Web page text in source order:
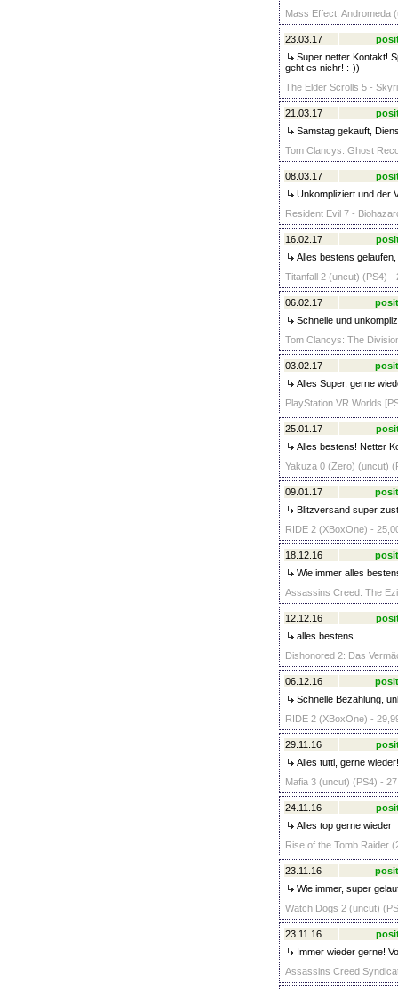
Mass Effect: Andromeda
23.03.17
Super netter Kontakt!
geht es nichr! :-))
The Elder Scrolls 5 -
21.03.17
Samstag gekauft,
Tom Clancys: Ghost
08.03.17
Unkompliziert und der
Resident Evil 7 -
16.02.17
Alles bestens
Titanfall 2 (uncut) (PS4) -
06.02.17
Schnelle und
Tom Clancys: The
03.02.17
Alles Super, gerne
PlayStation VR Worlds
25.01.17
Alles bestens! Netter
Yakuza 0 (Zero) (uncut)
09.01.17
Blitzversand super
RIDE 2 (XBoxOne) -
18.12.16
Wie immer alles
Assassins Creed: The
12.12.16
alles bestens.
Dishonored 2: Das
06.12.16
Schnelle Bezahlung,
RIDE 2 (XBoxOne) -
29.11.16
Alles tutti, gerne wieder!
Mafia 3 (uncut) (PS4) -
24.11.16
Alles top gerne wieder
Rise of the Tomb Raider
23.11.16
Wie immer, super
Watch Dogs 2 (uncut)
23.11.16
Immer wieder gerne!
Assassins Creed